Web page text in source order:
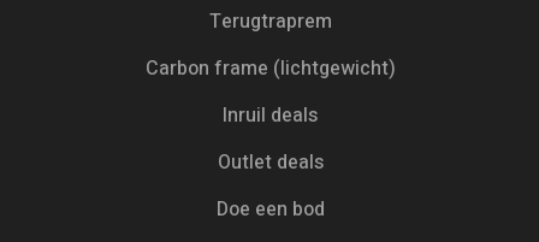
Terugtraprem
Carbon frame (lichtgewicht)
Inruil deals
Outlet deals
Doe een bod